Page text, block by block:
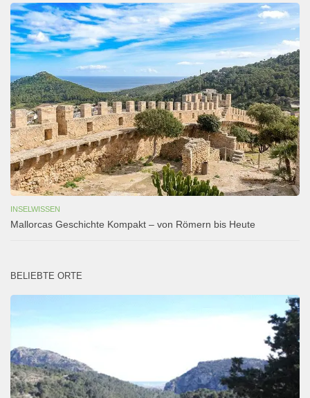
INSELWISSEN
Mallorcas Geschichte Kompakt – von Römern bis Heute
BELIEBTE ORTE